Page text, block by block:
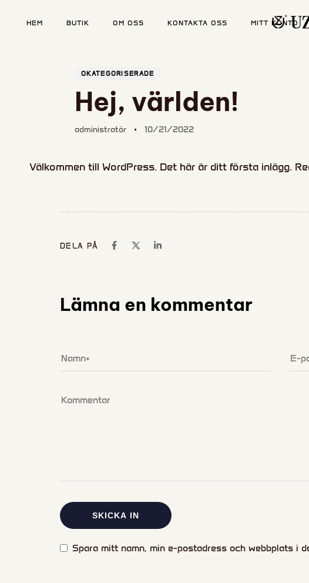
HEM BUTIK OM OSS KONTAKTA OSS MITT KONTO
OKATEGORISERADE
Hej, världen!
administratör 10/21/2022
Välkommen till WordPress. Det här är ditt första inlägg.
DELA PÅ
Lämna en kommentar
Spara mitt namn, min e-postadress och webbplats i